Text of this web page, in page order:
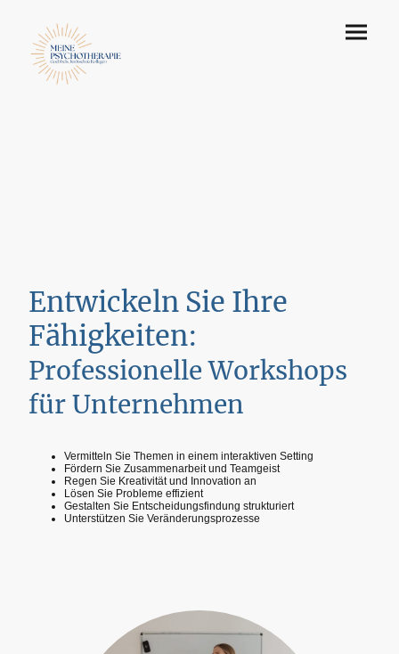
Entwickeln Sie Ihre
Fähigkeiten:
Professionelle Workshops
für Unternehmen
Vermitteln Sie Themen in einem interaktiven Setting
Fördern Sie Zusammenarbeit und Teamgeist
Regen Sie Kreativität und Innovation an
Lösen Sie Probleme effizient
Gestalten Sie Entscheidungsfindung strukturiert
Unterstützen Sie Veränderungsprozesse